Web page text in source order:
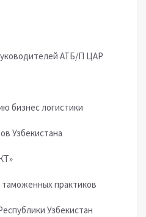
АТБ/П ЦАР
бизнес логистики
Узбекистана
практиков
Узбекистан